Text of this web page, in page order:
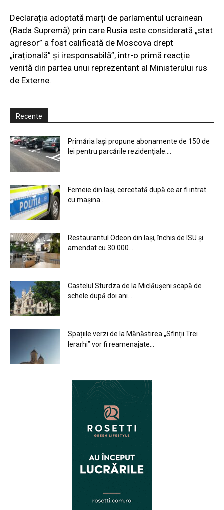
Declarația adoptată marți de parlamentul ucrainean
(Rada Supremă) prin care Rusia este considerată „stat
agresor” a fost calificată de Moscova drept
„irațională” și iresponsabilă”, într-o primă reacție
venită din partea unui reprezentant al Ministerului rus
de Externe.
Recente
Primăria Iași propune abonamente de 150 de
lei pentru parcările rezidențiale....
Femeie din Iași, cercetată după ce ar fi intrat
cu mașina...
Restaurantul Odeon din Iași, închis de ISU și
amendat cu 30.000...
Castelul Sturdza de la Miclăușeni scapă de
schele după doi ani...
Spațiile verzi de la Mănăstirea „Sfinții Trei
Ierarhi” vor fi reamenajate...